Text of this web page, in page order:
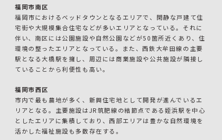
福岡市南区
福岡市におけるベッドタウンとなるエリアで、閑静な戸建て住
宅街や大規模集合住宅などが多いエリアとなっている。それに
伴い、南区には公園施設や自然公園などが50箇所近くあり、住
環境の整ったエリアとなっている。また、西鉄大牟田線の主要
駅となる大橋駅を擁し、周辺には商業施設や公共施設が隣接し
ていることから利便性も高い。
福岡市西区
市内で最も農地が多く、新興住宅地として開発が進んでいるエ
リアとなる。主要施設はJR筑肥線の結節点である姪浜駅を中心
としたエリアに集積しており、西部エリアは豊かな自然環境を
活かした福祉施設も多数存在する。